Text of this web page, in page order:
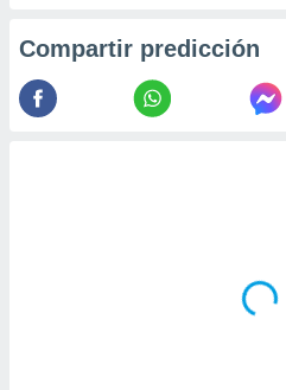
Compartir predicción